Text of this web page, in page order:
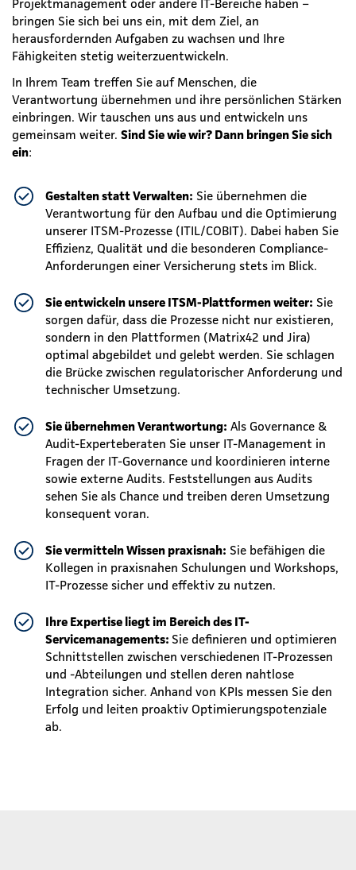
bringen Sie sich bei uns ein, mit dem Ziel, an
herausfordernden Aufgaben zu wachsen und Ihre
Fähigkeiten stetig weiterzuentwickeln.
In Ihrem Team treffen Sie auf Menschen, die
Verantwortung übernehmen und ihre persönlichen Stärken
einbringen. Wir tauschen uns aus und entwickeln uns
gemeinsam weiter. Sind Sie wie wir? Dann bringen Sie sich
ein:
Gestalten statt Verwalten: Sie übernehmen die
Verantwortung für den Aufbau und die Optimierung
unserer ITSM-Prozesse (ITIL/COBIT). Dabei haben Sie
Effizienz, Qualität und die besonderen Compliance-
Anforderungen einer Versicherung stets im Blick.
Sie entwickeln unsere ITSM-Plattformen weiter: Sie
sorgen dafür, dass die Prozesse nicht nur existieren,
sondern in den Plattformen (Matrix42 und Jira)
optimal abgebildet und gelebt werden. Sie schlagen
die Brücke zwischen regulatorischer Anforderung und
technischer Umsetzung.
Sie übernehmen Verantwortung: Als Governance &
Audit-Experteberaten Sie unser IT-Management in
Fragen der IT-Governance und koordinieren interne
sowie externe Audits. Feststellungen aus Audits
sehen Sie als Chance und treiben deren Umsetzung
konsequent voran.
Sievermitteln Wissen praxisnah: Sie befähigen die
Kollegen in praxisnahen Schulungen und Workshops,
IT-Prozesse sicher und effektiv zu nutzen.
Ihre Expertise liegt im Bereich des IT-
Servicemanagements: Sie definieren und optimieren
Schnittstellen zwischen verschiedenen IT-Prozessen
und -Abteilungen und stellen deren nahtlose
Integration sicher. Anhand von KPIs messen Sie den
Erfolg und leiten proaktiv Optimierungspotenziale
ab.